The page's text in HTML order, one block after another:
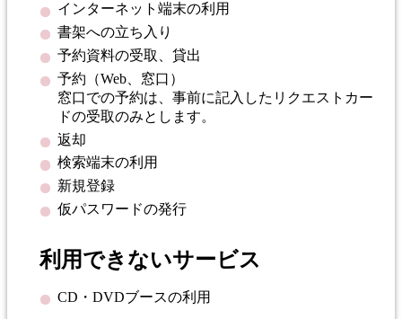
インターネット端末の利用
書架への立ち入り
予約資料の受取、貸出
予約（Web、窓口）
窓口での予約は、事前に記入したリクエストカー
ドの受取のみとします。
返却
検索端末の利用
新規登録
仮パスワードの発行
利用できないサービス
CD・DVDブースの利用